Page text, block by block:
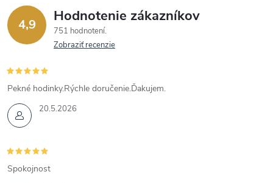
a
c
i
e
p
v
v
a
n
e
4,9 Hodnotenie zákazníkov
751 hodnotení
Zobraziť recenzie
20.5.2026
Pekné hodinky.Rýchle doručenie.Ďakujem.
Spokojnost